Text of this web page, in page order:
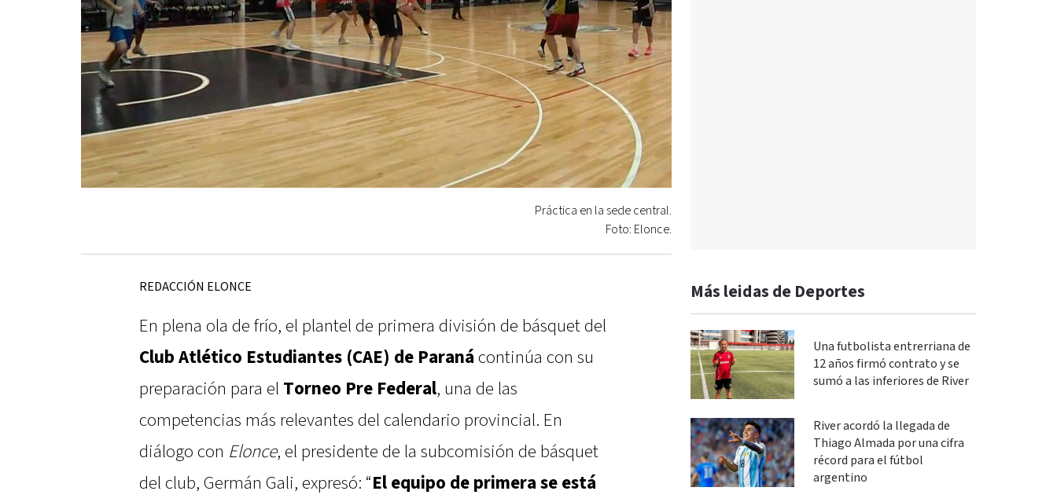
Práctica en la sede central.
Foto: Elonce.
REDACCIÓN ELONCE
En plena ola de frío, el plantel de primera división de básquet del
Club Atlético Estudiantes (CAE) de Paraná continúa con su
preparación para el Torneo Pre Federal, una de las
competencias más relevantes del calendario provincial. En
diálogo con Elonce, el presidente de la subcomisión de básquet
del club, Germán Gali, expresó: “El equipo de primera se está
Más leidas de Deportes
Una futbolista entrerriana de
12 años firmó contrato y se
sumó a las inferiores de River
River acordó la llegada de
Thiago Almada por una cifra
récord para el fútbol
argentino